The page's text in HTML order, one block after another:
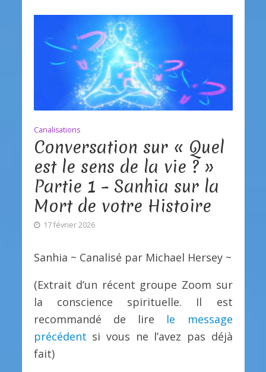
Canalisations
Conversation sur « Quel
est le sens de la vie ? »
Partie 1 – Sanhia sur la
Mort de votre Histoire
17 février 2026
Sanhia ~ Canalisé par Michael Hersey ~
(Extrait d’un récent groupe Zoom sur
la conscience spirituelle. Il est
recommandé de lire le message
précédent si vous ne l’avez pas déjà
fait)